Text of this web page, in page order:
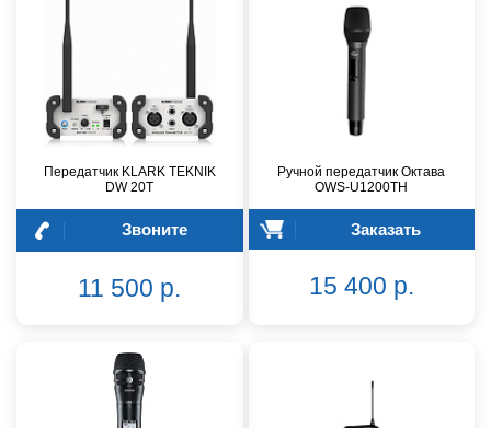
Передатчик KLARK TEKNIK
DW 20T
Звоните
11 500 р.
Ручной передатчик Октава
OWS-U1200TH
Заказать
15 400 р.